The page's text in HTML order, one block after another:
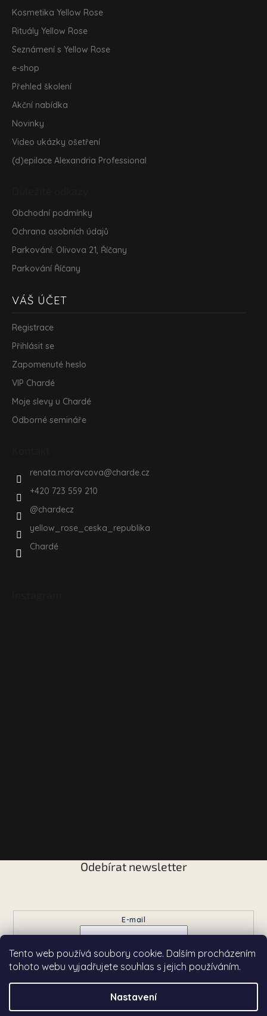
Tento web používá soubory cookie. Dalším procházením
tohoto webu vyjadřujete souhlas s jejich používáním.
Nastavení
Kosmetika Yellow Rose
Rituály Yellow Rose
Seznámení s Yellow Rose
e-shop
Přehled školení
Akční nabídka
Novinky
Video ukázky ošetření
(d)epilace Alexandria Professional
Obchodní podmínky
Ochrana osobních údajů
Parkování: Olivova 21, Říčany
Parkování Říčany
VÁŠ ÚČET
Registrace
Přihlásit se
Zapomenuté heslo
VIP Chardé
Moje slevy u Chardé
Odborné semináře
renata.moravcova@charde.cz
+420 723 559 210
@chardecz
yellow_rose_ceska_republika
Chardé
Odebírat newsletter
E-mail
Přihlásit se
Copyright 2026Chardé. Všechna práva vyhrazena.